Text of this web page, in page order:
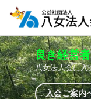
良き経営
八女法人会に入
入会ご案内
良き経営
八女法人会に入
入会ご案内
良き経営
八女法人会に入
入会ご案内
入会ご案内
入会ご案内
入会ご案内